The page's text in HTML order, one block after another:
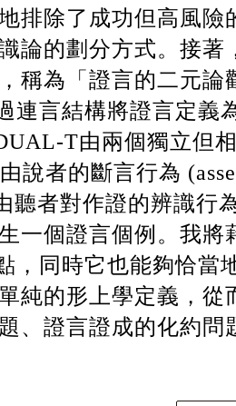
排除了成功但高風險
論的劃分方式。接著
稱為「證言的二元論
連言結構將證言定義
T由兩個獨立但
由說者的斷言行為
聽者對作證的辨識行
一個證言個例。我將
，同時它也能夠恰當
純的形上學定義，
、證言證成的化約